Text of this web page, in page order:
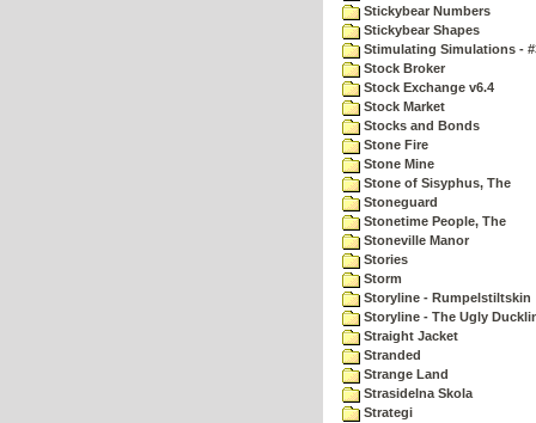
Stickybear Numbers
Stickybear Shapes
Stimulating Simulations -
Stock Broker
Stock Exchange v6.4
Stock Market
Stocks and Bonds
Stone Fire
Stone Mine
Stone of Sisyphus, The
Stoneguard
Stonetime People, The
Stoneville Manor
Stories
Storm
Storyline - Rumpelstiltskin
Storyline - The Ugly
Straight Jacket
Stranded
Strange Land
Strasidelna Skola
Strategi